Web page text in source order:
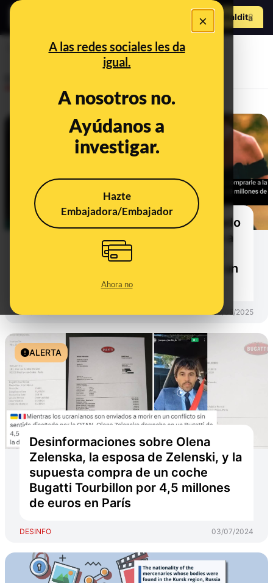
×
A las redes sociales les da
igual.
A nosotros no.
Ayúdanos a
investigar.
Hazte
Embajadora/Embajador
Ahora no
Hazte Maldito
No, Olena Zelenska no ha comprado
este vestido de la princesa Diana a
los duques de Sussex: el vestido
fue subastado en 1997 y está en un
museo de Irlanda
DESINFO 06/05/2025
ALERTA
Desinformaciones sobre Olena
Zelenska, la esposa de Zelenski, y la
supuesta compra de un coche
Bugatti Tourbillon por 4,5 millones
de euros en París
DESINFO 03/07/2024